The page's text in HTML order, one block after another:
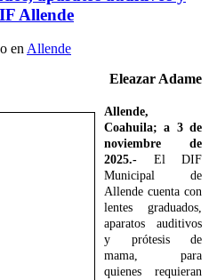
Allende
en Allende
Eleazar Adame
Allende,
Coahuila; a 3 de
noviembre de
2025.- El DIF
Municipal de
Allende cuenta con
lentes graduados,
aparatos auditivos
y prótesis de
mama, para
quienes requieran